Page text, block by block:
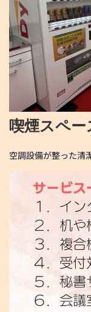
喫煙スペ
空調設備が整った清